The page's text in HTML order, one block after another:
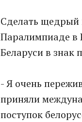
Сделать щедрый
Паралимпиаде в
Беларуси в знак
- Я очень
приняли
поступок